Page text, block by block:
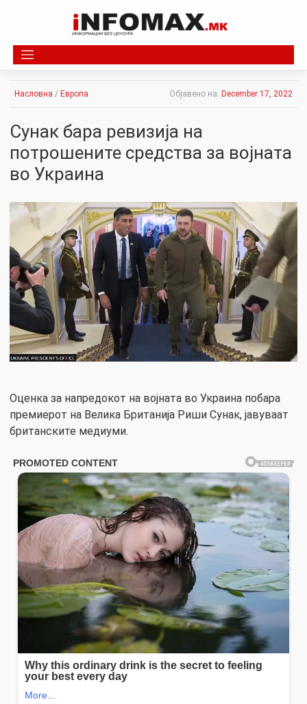
Насловна / Европа Објавено на: December 17, 2022
Сунак бара ревизија на
потрошените средства за војната
во Украина
Оценка за напредокот на војната во Украина побара
премиерот на Велика Британија Риши Сунак, јавуваат
британските медиуми.